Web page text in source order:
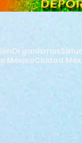
Organismos
MéxicoCiudad